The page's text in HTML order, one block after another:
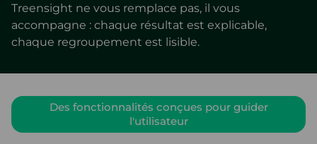
Treensight ne vous remplace pas, il vous
accompagne : chaque résultat est explicable,
chaque regroupement est lisible.
Des fonctionnalités conçues pour guider
l'utilisateur